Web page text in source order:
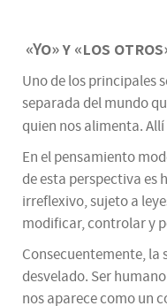
«Yo» y «los
Uno de los principales
separada del mundo
quien nos alimenta.
En el pensamiento
de esta perspectiva es
irreflexivo, sujeto a
modificar, controlar y
Consecuentemente,
desvelado. Ser
nos aparece como un